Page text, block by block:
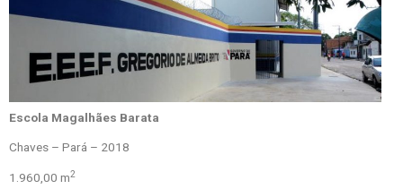
Escola Magalhães Barata
Chaves – Pará – 2018
1.960,00 m2